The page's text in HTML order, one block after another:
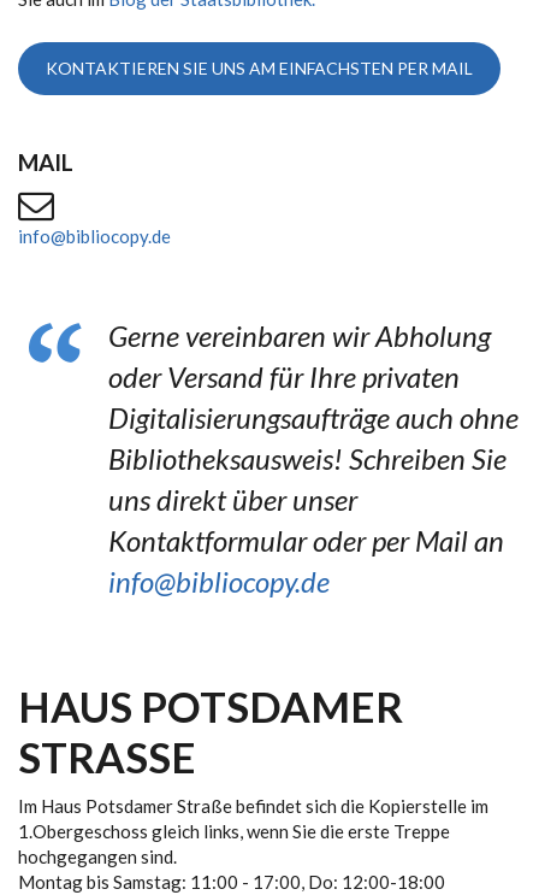
KONTAKTIEREN SIE UNS AM EINFACHSTEN PER MAIL
MAIL
info@bibliocopy.de
Gerne vereinbaren wir Abholung
oder Versand für Ihre privaten
Digitalisierungsaufträge auch ohne
Bibliotheksausweis! Schreiben Sie
uns direkt über unser
Kontaktformular oder per Mail an
info@bibliocopy.de
HAUS POTSDAMER
STRASSE
Im Haus Potsdamer Straße befindet sich die Kopierstelle im
1.Obergeschoss gleich links, wenn Sie die erste Treppe
hochgegangen sind.
Montag bis Samstag: 11:00 - 17:00, Do: 12:00-18:00